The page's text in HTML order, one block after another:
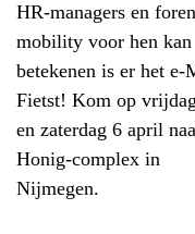
HR-managers en
mobility voor hen kan
betekenen is er het
Fietst! Kom op
en zaterdag 6 april
Honig-complex in
Nijmegen.